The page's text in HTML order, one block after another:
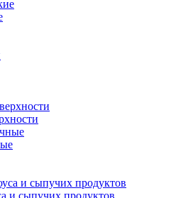
и сыпучих продуктов